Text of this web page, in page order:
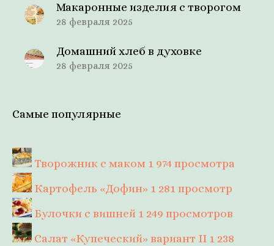
Макаронные изделия с творогом
28 февраля 2025
Домашний хлеб в духовке
28 февраля 2025
Самые популярные
Творожник с маком 1 974 просмотра
Картофель «Дофин» 1 281 просмотр
Булочки с вишней 1 249 просмотров
Салат «Купеческий» вариант II 1 238